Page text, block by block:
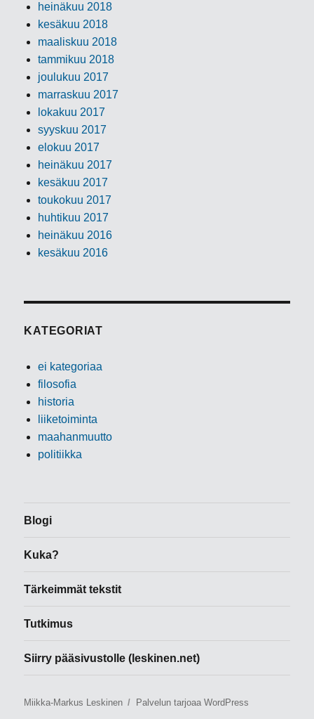
heinäkuu 2018
kesäkuu 2018
maaliskuu 2018
tammikuu 2018
joulukuu 2017
marraskuu 2017
lokakuu 2017
syyskuu 2017
elokuu 2017
heinäkuu 2017
kesäkuu 2017
toukokuu 2017
huhtikuu 2017
heinäkuu 2016
kesäkuu 2016
KATEGORIAT
ei kategoriaa
filosofia
historia
liiketoiminta
maahanmuutto
politiikka
Blogi
Kuka?
Tärkeimmät tekstit
Tutkimus
Siirry pääsivustolle (leskinen.net)
Miikka-Markus Leskinen Palvelun tarjoaa WordPress